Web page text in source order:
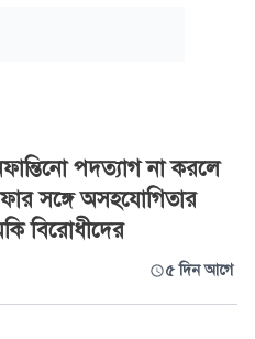
পদত্যাগ না করলে
সঙ্গে অসহযোগিতার
বিরোধীদের
৫ দিন আগে